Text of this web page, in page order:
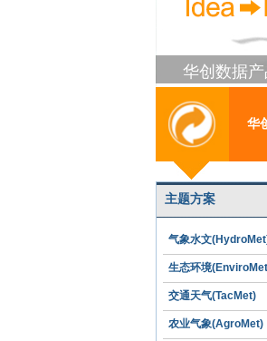
华创数据
华
主题方案
气象水文
生态环境
交通天气(TacMet)
农业气象(AgroMet)